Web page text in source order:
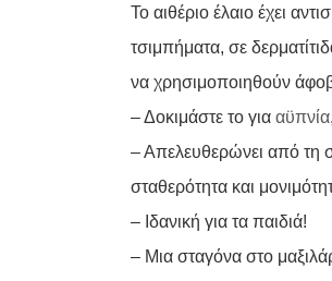
Το αιθέριο έλαιο έχει
τσιμπήματα, σε
να χρησιμοποιηθούν
– Δοκιμάστε το για αϋπνία
– Απελευθερώνει από τη
σταθερότητα και
– Ιδανική για τα παιδιά!
– Μια σταγόνα στο